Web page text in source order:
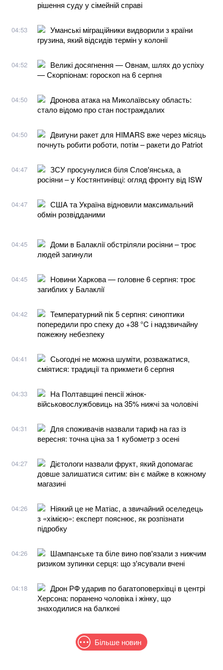
рішення суду у сімейній справі
04:53
Уманські міграційники видворили з країни
грузина, який відсидів термін у колонії
04:52
Великі досягнення — Овнам, шлях до успіху
— Скорпіонам: гороскоп на 6 серпня
04:50
Дронова атака на Миколаївську область:
стало відомо про стан постраждалих
04:50
Двигуни ракет для HIMARS вже через місяць
почнуть робити роботи, потім – ракети до Patriot
04:47
ЗСУ просунулися біля Слов'янська, а
росіяни – у Костянтинівці: огляд фронту від ISW
04:47
США та Україна відновили максимальний
обмін розвідданими
04:45
Доми в Балаклії обстріляли росіяни – троє
людей загинули
04:45
Новини Харкова — головне 6 серпня: троє
загиблих у Балаклії
04:42
Температурний пік 5 серпня: синоптики
попередили про спеку до +38 °C і надзвичайну
пожежну небезпеку
04:41
Сьогодні не можна шуміти, розважатися,
сміятися: традиції та прикмети 6 серпня
04:33
На Полтавщині пенсії жінок-
військовослужбовиць на 35% нижчі за чоловічі
04:31
Для споживачів назвали тариф на газ із
вересня: точна ціна за 1 кубометр з осені
04:27
Дієтологи назвали фрукт, який допомагає
довше залишатися ситим: він є майже в кожному
магазині
04:26
Ніякий це не Матіас, а звичайний оселедець
з «хімією»: експерт пояснює, як розпізнати
підробку
04:26
Шампанське та біле вино пов'язали з нижчим
ризиком зупинки серця: що з'ясували вчені
04:18
Дрон РФ ударив по багатоповерхівці в центрі
Херсона: поранено чоловіка і жінку, що
знаходилися на балконі
Більше новин